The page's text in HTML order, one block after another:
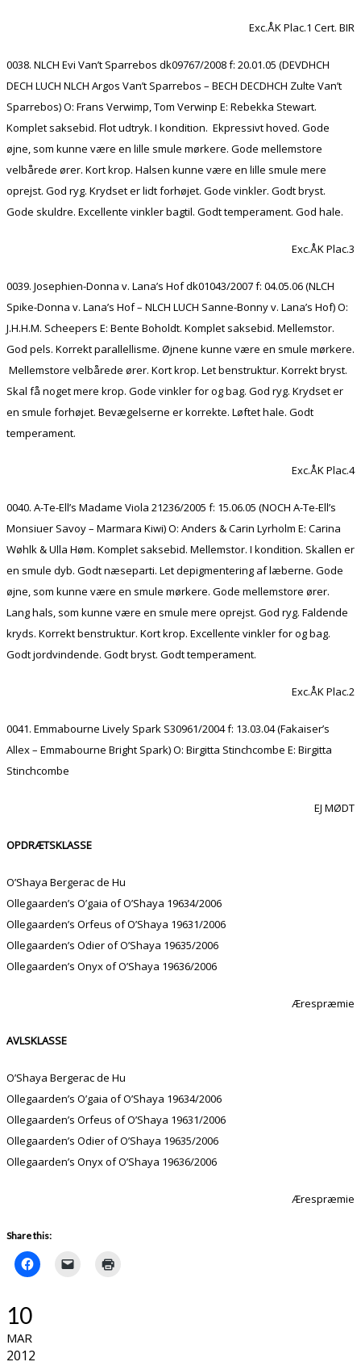
Exc.ÅK Plac.1 Cert. BIR
0038. NLCH Evi Van’t Sparrebos dk09767/2008 f: 20.01.05 (DEVDHCH
DECH LUCH NLCH Argos Van’t Sparrebos – BECH DECDHCH Zulte Van’t
Sparrebos) O: Frans Verwimp, Tom Verwinp E: Rebekka Stewart.
Komplet saksebid. Flot udtryk. I kondition. Ekpressivt hoved. Gode
øjne, som kunne være en lille smule mørkere. Gode mellemstore
velbårede ører. Kort krop. Halsen kunne være en lille smule mere
oprejst. God ryg. Krydset er lidt forhøjet. Gode vinkler. Godt bryst.
Gode skuldre. Excellente vinkler bagtil. Godt temperament. God hale.
Exc.ÅK Plac.3
0039. Josephien-Donna v. Lana’s Hof dk01043/2007 f: 04.05.06 (NLCH
Spike-Donna v. Lana’s Hof – NLCH LUCH Sanne-Bonny v. Lana’s Hof) O:
J.H.H.M. Scheepers E: Bente Boholdt. Komplet saksebid. Mellemstor.
God pels. Korrekt parallellisme. Øjnene kunne være en smule mørkere.
Mellemstore velbårede ører. Kort krop. Let benstruktur. Korrekt bryst.
Skal få noget mere krop. Gode vinkler for og bag. God ryg. Krydset er
en smule forhøjet. Bevægelserne er korrekte. Løftet hale. Godt
temperament.
Exc.ÅK Plac.4
0040. A-Te-Ell’s Madame Viola 21236/2005 f: 15.06.05 (NOCH A-Te-Ell’s
Monsiuer Savoy – Marmara Kiwi) O: Anders & Carin Lyrholm E: Carina
Wøhlk & Ulla Høm. Komplet saksebid. Mellemstor. I kondition. Skallen er
en smule dyb. Godt næseparti. Let depigmentering af læberne. Gode
øjne, som kunne være en smule mørkere. Gode mellemstore ører.
Lang hals, som kunne være en smule mere oprejst. God ryg. Faldende
kryds. Korrekt benstruktur. Kort krop. Excellente vinkler for og bag.
Godt jordvindende. Godt bryst. Godt temperament.
Exc.ÅK Plac.2
0041. Emmabourne Lively Spark S30961/2004 f: 13.03.04 (Fakaiser’s
Allex – Emmabourne Bright Spark) O: Birgitta Stinchcombe E: Birgitta
Stinchcombe
EJ MØDT
OPDRÆTSKLASSE
O’Shaya Bergerac de Hu
Ollegaarden’s O’gaia of O’Shaya 19634/2006
Ollegaarden’s Orfeus of O’Shaya 19631/2006
Ollegaarden’s Odier of O’Shaya 19635/2006
Ollegaarden’s Onyx of O’Shaya 19636/2006
Ærespræmie
AVLSKLASSE
O’Shaya Bergerac de Hu
Ollegaarden’s O’gaia of O’Shaya 19634/2006
Ollegaarden’s Orfeus of O’Shaya 19631/2006
Ollegaarden’s Odier of O’Shaya 19635/2006
Ollegaarden’s Onyx of O’Shaya 19636/2006
Ærespræmie
Share this:
10
MAR
2012